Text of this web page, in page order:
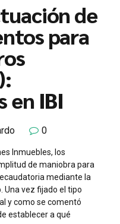
de
para
en IBI
0
Inmuebles, los
de maniobra para
mediante la
Una vez fijado el tipo
y como se comentó
establecer a qué